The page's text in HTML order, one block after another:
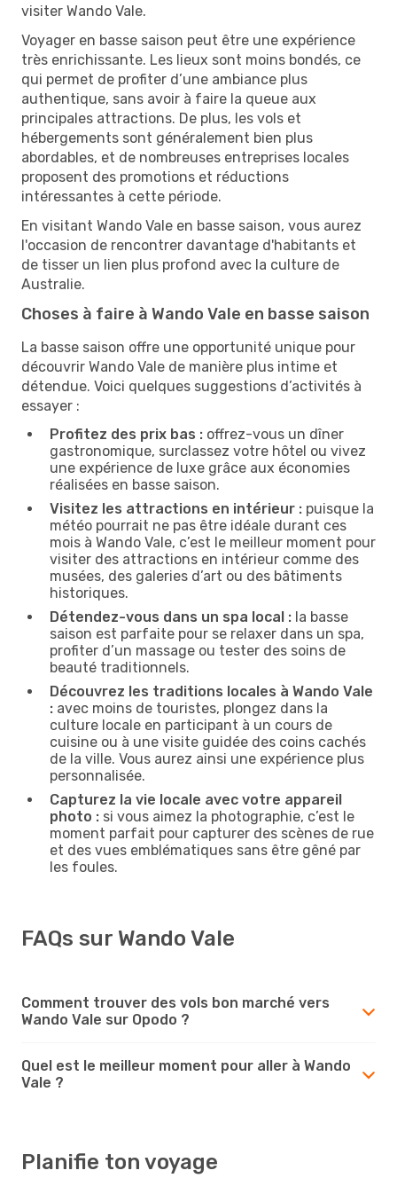
visiter Wando Vale.
Voyager en basse saison peut être une expérience
très enrichissante. Les lieux sont moins bondés, ce
qui permet de profiter d’une ambiance plus
authentique, sans avoir à faire la queue aux
principales attractions. De plus, les vols et
hébergements sont généralement bien plus
abordables, et de nombreuses entreprises locales
proposent des promotions et réductions
intéressantes à cette période.
En visitant Wando Vale en basse saison, vous aurez
l'occasion de rencontrer davantage d'habitants et
de tisser un lien plus profond avec la culture de
Australie.
Choses à faire à Wando Vale en basse saison
La basse saison offre une opportunité unique pour
découvrir Wando Vale de manière plus intime et
détendue. Voici quelques suggestions d’activités à
essayer :
Profitez des prix bas : offrez-vous un dîner
gastronomique, surclassez votre hôtel ou vivez
une expérience de luxe grâce aux économies
réalisées en basse saison.
Visitez les attractions en intérieur : puisque la
météo pourrait ne pas être idéale durant ces
mois à Wando Vale, c’est le meilleur moment pour
visiter des attractions en intérieur comme des
musées, des galeries d’art ou des bâtiments
historiques.
Détendez-vous dans un spa local : la basse
saison est parfaite pour se relaxer dans un spa,
profiter d’un massage ou tester des soins de
beauté traditionnels.
Découvrez les traditions locales à Wando Vale
: avec moins de touristes, plongez dans la
culture locale en participant à un cours de
cuisine ou à une visite guidée des coins cachés
de la ville. Vous aurez ainsi une expérience plus
personnalisée.
Capturez la vie locale avec votre appareil
photo : si vous aimez la photographie, c’est le
moment parfait pour capturer des scènes de rue
et des vues emblématiques sans être gêné par
les foules.
FAQs sur Wando Vale
Comment trouver des vols bon marché vers
Wando Vale sur Opodo ?
Quel est le meilleur moment pour aller à Wando
Vale ?
Planifie ton voyage